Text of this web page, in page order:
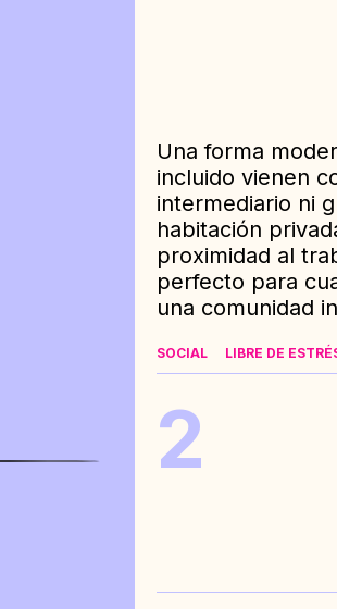
Una forma
incluido vienen
intermediario ni
habitación
proximidad al
perfecto para
una comunidad
SOCIAL LIBRE DE
2